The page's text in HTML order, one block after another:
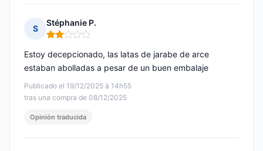
S
Stéphanie P.
Nota: 2 de 5
Publicado el 19/12/2025 à 14h55
tras una compra de 08/12/2025
Estoy decepcionado, las latas de jarabe de arce
estaban abolladas a pesar de un buen embalaje
Opinión traducida